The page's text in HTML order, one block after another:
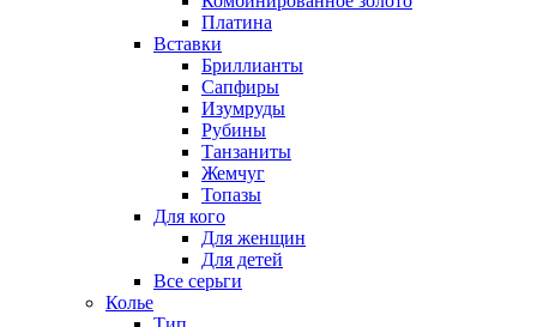
Платина
Вставки
Бриллианты
Сапфиры
Изумруды
Рубины
Танзаниты
Жемчуг
Топазы
Для кого
Для женщин
Для детей
Все серьги
Колье